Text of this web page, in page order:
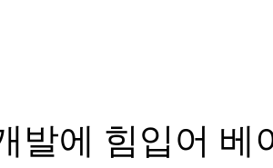
발에 힘입어 베